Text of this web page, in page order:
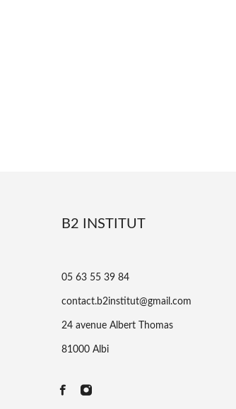
B2 INSTITUT
05 63 55 39 84
contact.b2institut@gmail.com
24 avenue Albert Thomas
81000 Albi